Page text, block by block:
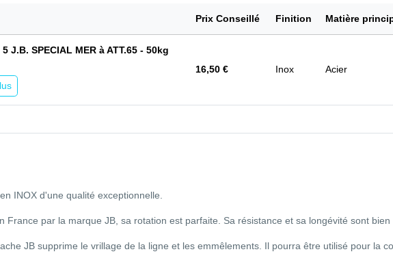
Prix Conseillé Finition Matière
J.B. SPECIAL MER à ATT.65 - 50kg
16,50 € Inox Acier
INOX d'une qualité exceptionnelle.
France par la marque JB, sa rotation est parfaite. Sa résistance et sa longévité sont
JB supprime le vrillage de la ligne et les emmêlements. Il pourra être utilisé pour la